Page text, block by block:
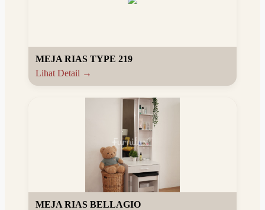
MEJA RIAS TYPE 219
Lihat Detail →
MEJA RIAS BELLAGIO